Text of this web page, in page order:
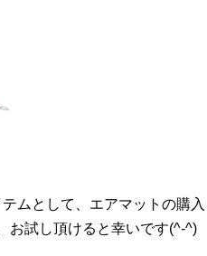
ムとして、エアマットの購
お試し頂けると幸いです(^-^)